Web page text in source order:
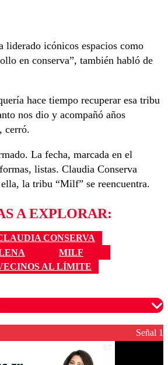
liderado icónicos espacios como
en conserva”, también habló de
hace tiempo recuperar esa tribu
nos dio y acompañó años
cerró.
La fecha, marcada en el
listas. Claudia Conserva
la tribu “Milf” se reencuentra.
A EXPLORAR:
CONSERVA
MILF
AL LÍMITE
son moderados para garantizar un
diálogo respetuoso.
Señal 1